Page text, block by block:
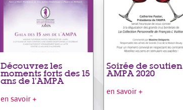
Découvrez les
moments forts des 15
ans de l’AMPA
en savoir +
Soirée de soutien
AMPA 2020
en savoir +